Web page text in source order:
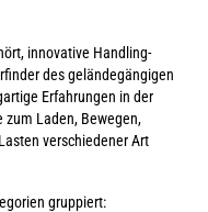
innovative Handling-
des geländegängigen
Erfahrungen in der
zum Laden, Bewegen,
verschiedener Art
gruppiert: